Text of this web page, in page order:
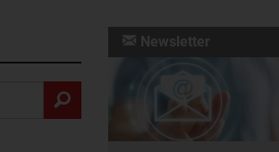
Newsletter